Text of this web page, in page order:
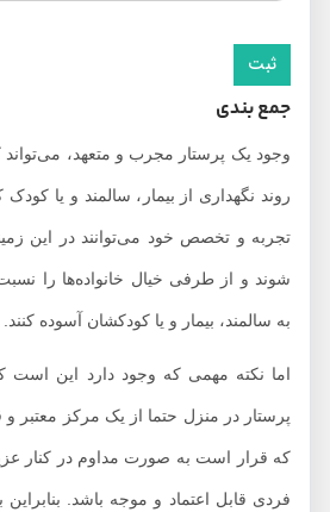
جمع بندی
وجود یک پرستار مجرب و متعهد، می‌تواند کمک
روند نگهداری از بیمار، سالمند و یا کودک
تجربه و تخصص خود می‌توانند در این زمینه
شوند و از طرفی خیال خانواده‌ها را نسبت
به سالمند، بیمار و یا کودکشان آسوده کنند.
اما نکته مهمی که وجود دارد این است که
پرستار در منزل حتما از یک مرکز معتبر و
که قرار است به صورت مداوم در کنار عزیزان
فردی قابل اعتماد و موجه باشد. بنابراین